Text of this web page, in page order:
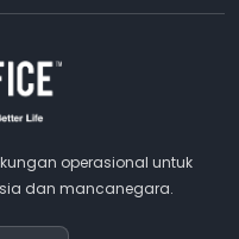
operasional untuk
dan mancanegara.